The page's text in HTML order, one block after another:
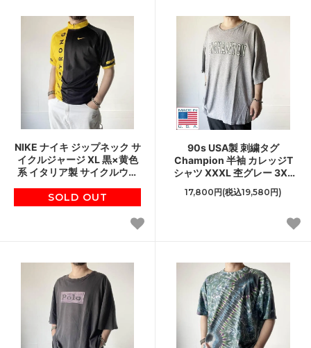
NIKE ナイキ ジップネック サ
イクルジャージ XL 黒×黄色
系 イタリア製 サイクルウェ
ク 自転車 D148
SOLD OUT
90s USA製 刺繍タグ
Champion 半袖 カレッジT
シャツ XXXL 杢グレー 3XL
チャンピオン ビッグサイズ
アメリカ製 ビンテージ D147
17,800円(税込19,580円)